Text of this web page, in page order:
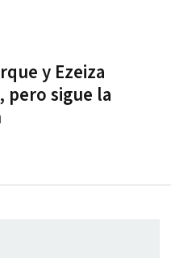
y Ezeiza
pero sigue la